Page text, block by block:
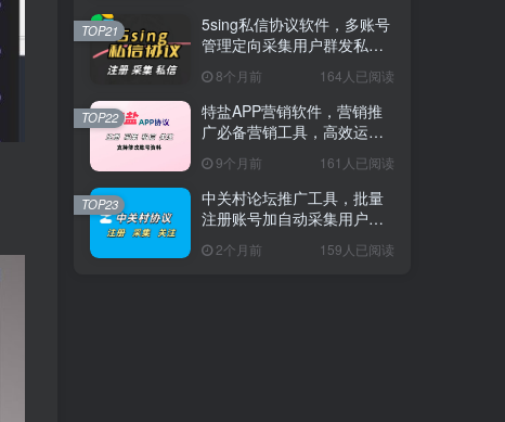
5sing私信协议软件，多账号
管理定向采集用户群发私信
8个月前 164人已阅读
TOP21
特盐APP营销软件，营销推
广必备营销工具，高效运营
9个月前 161人已阅读
TOP22
中关村论坛推广工具，批量
注册账号加自动采集用户脚
2个月前 159人已阅读
TOP23